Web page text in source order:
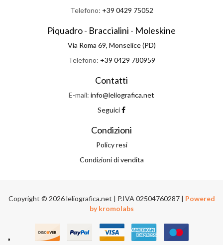
Telefono: +39 0429 75052
Piquadro - Braccialini - Moleskine
Via Roma 69, Monselice (PD)
Telefono: +39 0429 780959
Contatti
E-mail: info@leliografica.net
Seguici
Condizioni
Policy resi
Condizioni di vendita
Copyright © 2026 leliografica.net | P.IVA 02504760287 | Powered
by kromolabs